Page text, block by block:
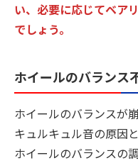
い、必要に応じてベア
でしょう。
ホイールのバランス
ホイールのバランスが
キュルキュル音の原因
ホイールのバランスの